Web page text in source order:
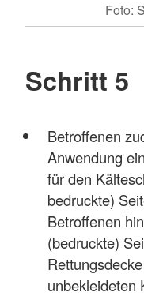
Foto:
Schritt 5
Betroffenen
Anwendung
für den
bedruckte)
Betroffenen
(bedruckte)
unbekleideten